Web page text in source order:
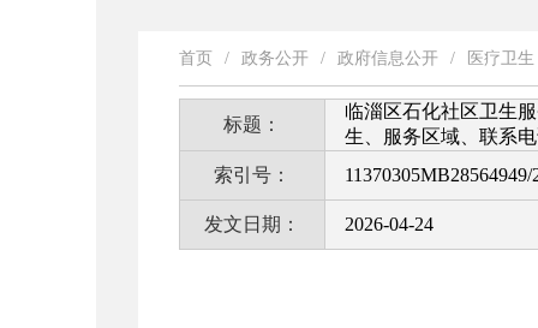
首页 / 政务公开 / 政府信息公开 / 医疗卫生
标题：
临淄区石化社区卫生
生、服务区域、联系
索引号：
11370305MB28564949/
发文日期： 2026-04-24